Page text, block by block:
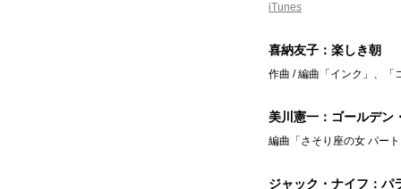
iTunes
喜納友子：楽しき朝
作曲 / 編曲「インク」、「
美川憲一：ゴールデン
編曲「さそり座の女 パー
ジャック・ナイフ：パ